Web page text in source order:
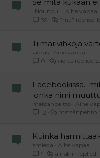
Se mitä kukaan
"Nounou"
Aihe vapaa
39
"mä"
Tiimarivihkoja
vieras
Aihe vapaa
0
vieras
Facebookissa..
jonka nimi
metsänpeitto
Aihe
12
metsänpeitto
Kuinka
entiedä
Aihe vapaa
1
ainakin